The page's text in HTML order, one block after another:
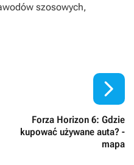
szosowych,
Forza Horizon 6: Gdzie
kupować używane auta? -
mapa
